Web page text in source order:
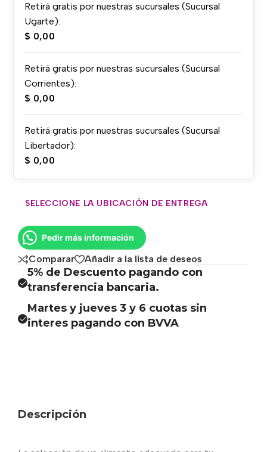
Retirá gratis por nuestras sucursales (Sucursal
Ugarte):
$ 0,00
Retirá gratis por nuestras sucursales (Sucursal
Corrientes):
$ 0,00
Retirá gratis por nuestras sucursales (Sucursal
Libertador):
$ 0,00
SELECCIONE LA UBICACIÓN DE ENTREGA
Pedir más información
Comparar Añadir a la lista de deseos
5% de Descuento pagando con
transferencia bancaria.
Martes y jueves 3 y 6 cuotas sin
interes pagando con BVVA
Descripción